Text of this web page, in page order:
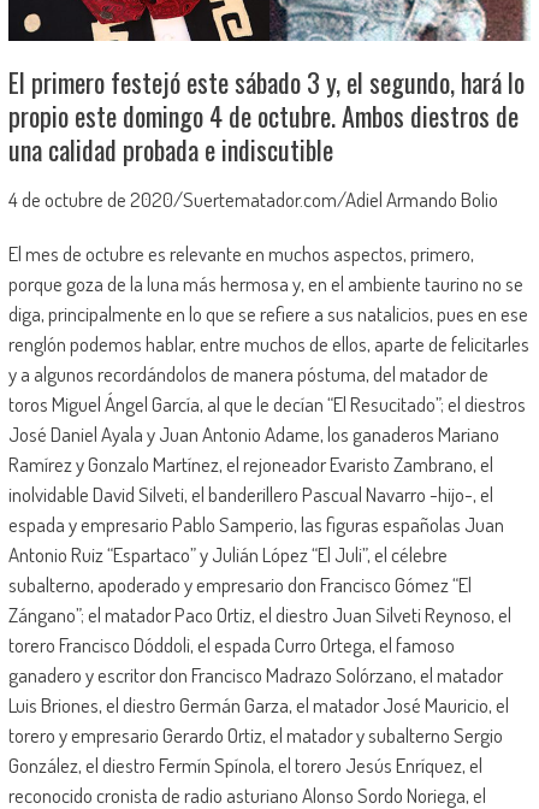
El primero festejó este sábado 3 y, el segundo, hará lo
propio este domingo 4 de octubre. Ambos diestros de
una calidad probada e indiscutible
4 de octubre de 2020/Suertematador.com/Adiel Armando Bolio
El mes de octubre es relevante en muchos aspectos, primero,
porque goza de la luna más hermosa y, en el ambiente taurino no se
diga, principalmente en lo que se refiere a sus natalicios, pues en ese
renglón podemos hablar, entre muchos de ellos, aparte de felicitarles
y a algunos recordándolos de manera póstuma, del matador de
toros Miguel Ángel García, al que le decían “El Resucitado”; el diestros
José Daniel Ayala y Juan Antonio Adame, los ganaderos Mariano
Ramírez y Gonzalo Martínez, el rejoneador Evaristo Zambrano, el
inolvidable David Silveti, el banderillero Pascual Navarro -hijo-, el
espada y empresario Pablo Samperio, las figuras españolas Juan
Antonio Ruiz “Espartaco” y Julián López “El Juli”, el célebre
subalterno, apoderado y empresario don Francisco Gómez “El
Zángano”; el matador Paco Ortiz, el diestro Juan Silveti Reynoso, el
torero Francisco Dóddoli, el espada Curro Ortega, el famoso
ganadero y escritor don Francisco Madrazo Solórzano, el matador
Luis Briones, el diestro Germán Garza, el matador José Mauricio, el
torero y empresario Gerardo Ortiz, el matador y subalterno Sergio
González, el diestro Fermín Spínola, el torero Jesús Enríquez, el
reconocido cronista de radio asturiano Alonso Sordo Noriega, el